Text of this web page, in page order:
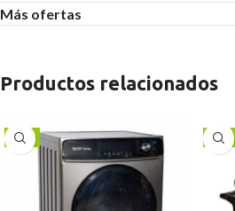
Más ofertas
Productos relacionados
-9% -13%